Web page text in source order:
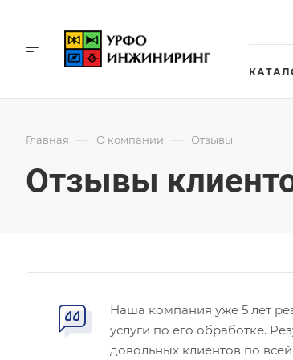
Главная — О компании — Отзывы
Отзывы
Наша компания уже 5 лет
услуги по его обработке.
довольных клиентов по